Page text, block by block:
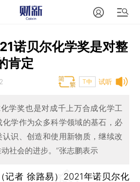
诺贝尔化学奖是对整
肯定
试听
T中
学奖也是对成千上万合成化学工
学作为众多科学领域的基石，必
识、创造和使用新物质，继续改
社会的进步。”张志鹏表示
记者 徐路易） 2021年诺贝尔化